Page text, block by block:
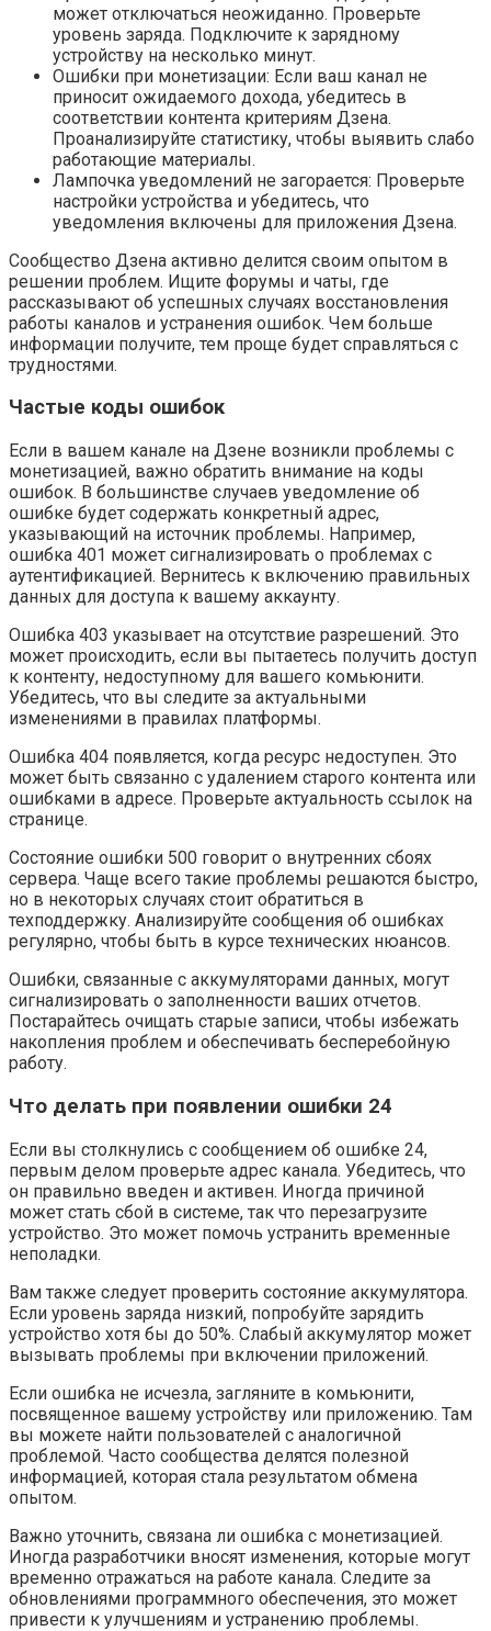
может отключаться неожиданно. Проверьте
уровень заряда. Подключите к зарядному
устройству на несколько минут.
Ошибки при монетизации: Если ваш канал не
приносит ожидаемого дохода, убедитесь в
соответствии контента критериям Дзена.
Проанализируйте статистику, чтобы выявить слабо
работающие материалы.
Лампочка уведомлений не загорается: Проверьте
настройки устройства и убедитесь, что
уведомления включены для приложения Дзена.
Сообщество Дзена активно делится своим опытом в
решении проблем. Ищите форумы и чаты, где
рассказывают об успешных случаях восстановления
работы каналов и устранения ошибок. Чем больше
информации получите, тем проще будет справляться с
трудностями.
Частые коды ошибок
Если в вашем канале на Дзене возникли проблемы с
монетизацией, важно обратить внимание на коды
ошибок. В большинстве случаев уведомление об
ошибке будет содержать конкретный адрес,
указывающий на источник проблемы. Например,
ошибка 401 может сигнализировать о проблемах с
аутентификацией. Вернитесь к включению правильных
данных для доступа к вашему аккаунту.
Ошибка 403 указывает на отсутствие разрешений. Это
может происходить, если вы пытаетесь получить доступ
к контенту, недоступному для вашего комьюнити.
Убедитесь, что вы следите за актуальными
изменениями в правилах платформы.
Ошибка 404 появляется, когда ресурс недоступен. Это
может быть связанно с удалением старого контента или
ошибками в адресе. Проверьте актуальность ссылок на
странице.
Состояние ошибки 500 говорит о внутренних сбоях
сервера. Чаще всего такие проблемы решаются быстро,
но в некоторых случаях стоит обратиться в
техподдержку. Анализируйте сообщения об ошибках
регулярно, чтобы быть в курсе технических нюансов.
Ошибки, связанные с аккумуляторами данных, могут
сигнализировать о заполненности ваших отчетов.
Постарайтесь очищать старые записи, чтобы избежать
накопления проблем и обеспечивать бесперебойную
работу.
Что делать при появлении ошибки 24
Если вы столкнулись с сообщением об ошибке 24,
первым делом проверьте адрес канала. Убедитесь, что
он правильно введен и активен. Иногда причиной
может стать сбой в системе, так что перезагрузите
устройство. Это может помочь устранить временные
неполадки.
Вам также следует проверить состояние аккумулятора.
Если уровень заряда низкий, попробуйте зарядить
устройство хотя бы до 50%. Слабый аккумулятор может
вызывать проблемы при включении приложений.
Если ошибка не исчезла, загляните в комьюнити,
посвященное вашему устройству или приложению. Там
вы можете найти пользователей с аналогичной
проблемой. Часто сообщества делятся полезной
информацией, которая стала результатом обмена
опытом.
Важно уточнить, связана ли ошибка с монетизацией.
Иногда разработчики вносят изменения, которые могут
временно отражаться на работе канала. Следите за
обновлениями программного обеспечения, это может
привести к улучшениям и устранению проблемы.